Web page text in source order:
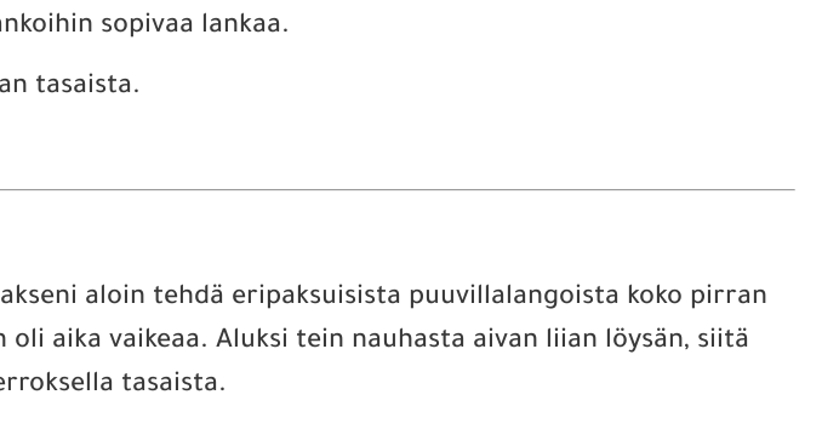
sopivaa lankaa.
tasaista.
aloin tehdä eripaksuisista puuvillalangoista koko pirran
aika vaikeaa. Aluksi tein nauhasta aivan liian löysän, siitä
tasaista.